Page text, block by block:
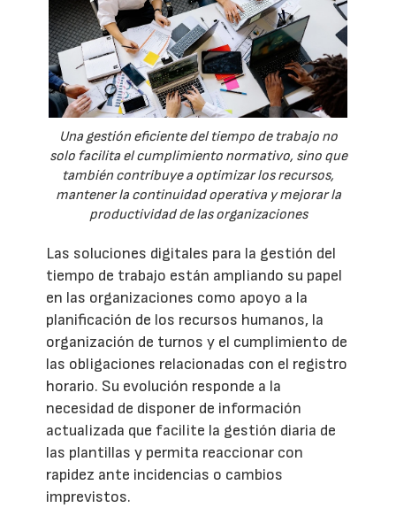
Una gestión eficiente del tiempo de trabajo no
solo facilita el cumplimiento normativo, sino que
también contribuye a optimizar los recursos,
mantener la continuidad operativa y mejorar la
productividad de las organizaciones
Las soluciones digitales para la gestión del
tiempo de trabajo están ampliando su papel
en las organizaciones como apoyo a la
planificación de los recursos humanos, la
organización de turnos y el cumplimiento de
las obligaciones relacionadas con el registro
horario. Su evolución responde a la
necesidad de disponer de información
actualizada que facilite la gestión diaria de
las plantillas y permita reaccionar con
rapidez ante incidencias o cambios
imprevistos.